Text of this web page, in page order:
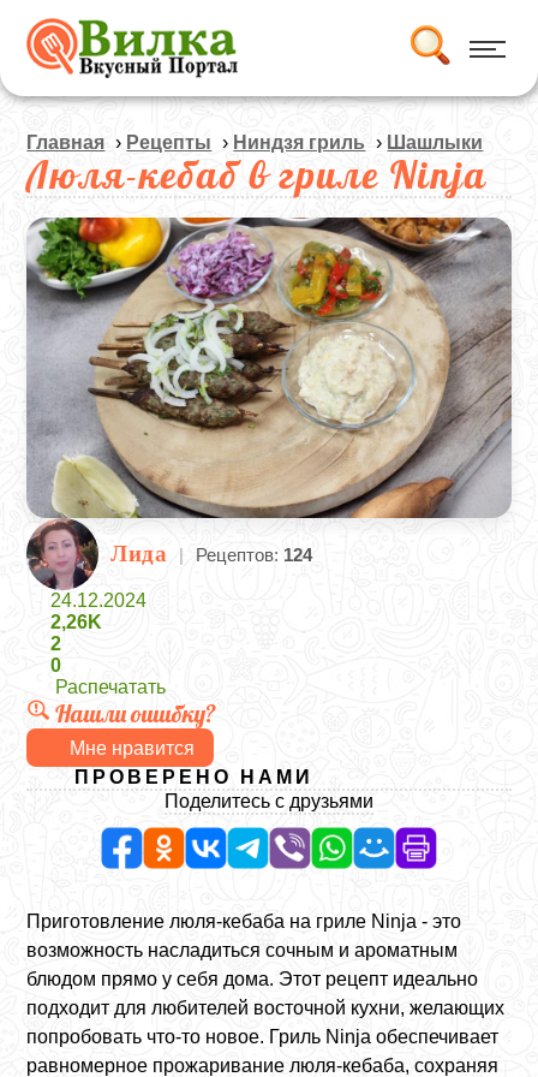
Главная › Рецепты › Ниндзя гриль › Шашлыки
Люля-кебаб в гриле Ninja
Лида | Рецептов: 124
24.12.2024
2,26K
2
0
Распечатать
Нашли ошибку?
Мне нравится
ПРОВЕРЕНО НАМИ
Поделитесь с друзьями
Приготовление люля-кебаба на гриле Ninja - это
возможность насладиться сочным и ароматным
блюдом прямо у себя дома. Этот рецепт идеально
подходит для любителей восточной кухни, желающих
попробовать что-то новое. Гриль Ninja обеспечивает
равномерное прожаривание люля-кебаба, сохраняя